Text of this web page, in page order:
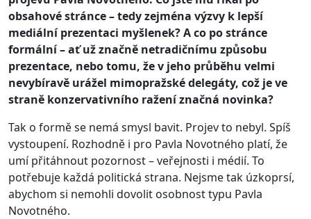
obsahové stránce – tedy zejména výzvy k lepší
mediální prezentaci myšlenek? A co po stránce
formální – ať už značně netradičnímu způsobu
prezentace, nebo tomu, že v jeho průběhu velmi
nevybíravě urážel mimopražské delegáty, což je ve
straně konzervativního ražení značná novinka?
Tak o formě se nemá smysl bavit. Projev to nebyl. Spíš
vystoupení. Rozhodně i pro Pavla Novotného platí, že
umí přitáhnout pozornost – veřejnosti i médií. To
potřebuje každá politická strana. Nejsme tak úzkoprsí,
abychom si nemohli dovolit osobnost typu Pavla
Novotného.